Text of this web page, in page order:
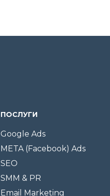
ПОСЛУГИ
Google Ads
META (Facebook) Ads
SEO
SMM & PR
Email Marketing